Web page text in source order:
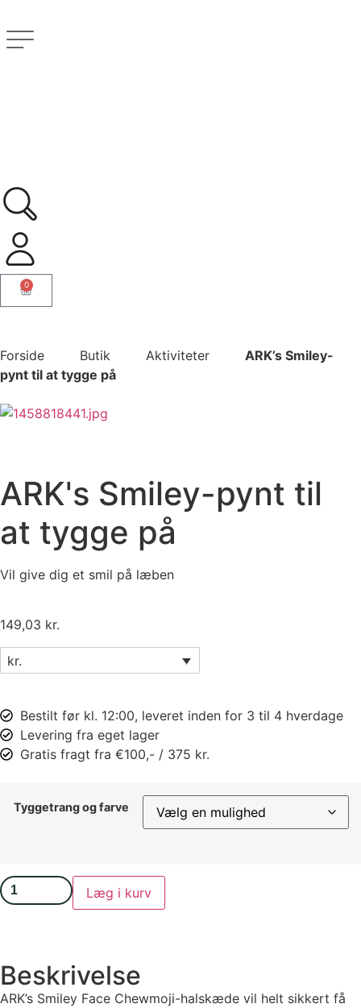
0
Forside Butik Aktiviteter
ARK’s Smiley-
pynt til at tygge på
ARK's Smiley-pynt til
at tygge på
Vil give dig et smil på læben
149,03 kr.
kr.
Bestilt før kl. 12:00, leveret inden for 3 til 4 hverdage
Levering fra eget lager
Gratis fragt fra €100,- / 375 kr.
Tyggetrang og farve
Læg i kurv
Beskrivelse
ARK’s Smiley Face Chewmoji-halskæde vil helt sikkert få